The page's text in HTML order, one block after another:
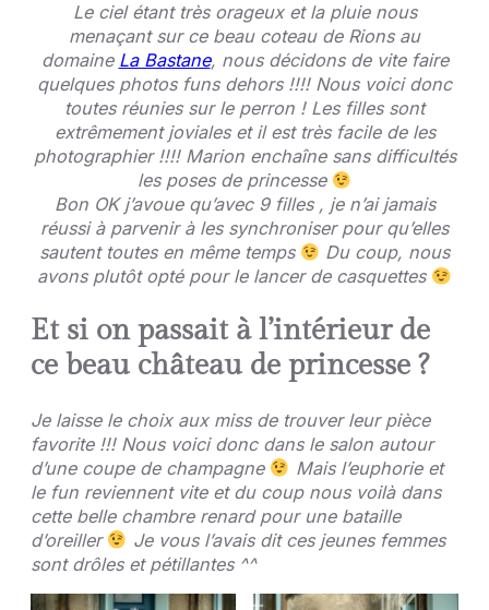
Le ciel étant très orageux et la pluie nous
menaçant sur ce beau coteau de Rions au
domaine La Bastane, nous décidons de vite faire
quelques photos funs dehors !!!! Nous voici donc
toutes réunies sur le perron ! Les filles sont
extrêmement joviales et il est très facile de les
photographier !!!! Marion enchaîne sans difficultés
les poses de princesse
Bon OK j’avoue qu’avec 9 filles , je n’ai jamais
réussi à parvenir à les synchroniser pour qu’elles
sautent toutes en même temps
Du coup, nous
avons plutôt opté pour le lancer de casquettes
Et si on passait à l’intérieur de
ce beau château de princesse ?
Je laisse le choix aux miss de trouver leur pièce
favorite !!! Nous voici donc dans le salon autour
d’une coupe de champagne
Mais l’euphorie et
le fun reviennent vite et du coup nous voilà dans
cette belle chambre renard pour une bataille
d’oreiller
Je vous l’avais dit ces jeunes femmes
sont drôles et pétillantes ^^